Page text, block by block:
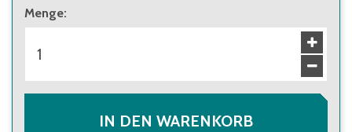
ab 1 Stück
27,70 €
ab 10 Stück
26,70 €
ab 100 Stück
Menge:
IN DEN WARENKORB